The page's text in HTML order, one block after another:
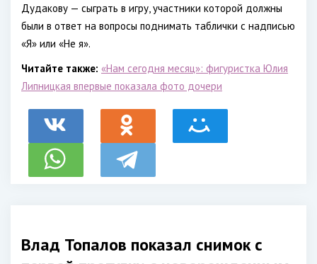
Дудакову — сыграть в игру, участники которой должны
были в ответ на вопросы поднимать таблички с надписью
«Я» или «Не я».
Читайте также: «Нам сегодня месяц»: фигуристка Юлия
Липницкая впервые показала фото дочери
Влад Топалов показал снимок с